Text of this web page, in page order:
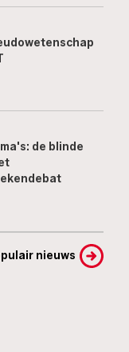
de blinde
nieuws